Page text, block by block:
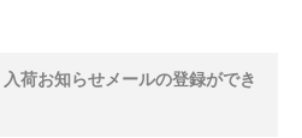
荷お知らせメールの登録ができ